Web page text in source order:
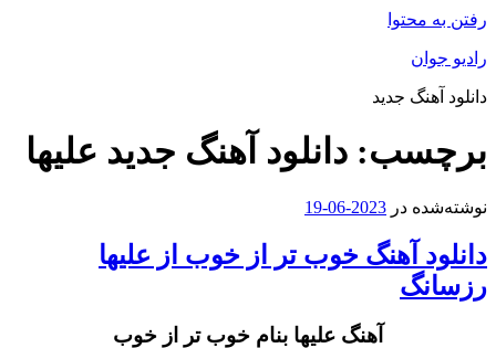
به محتوا
جوان
آهنگ جدید
دانلود آهنگ جدید علیها
در 2023-06-19
آهنگ خوب تر از خوب از علیها
آهنگ علیها بنام خوب تر از خوب